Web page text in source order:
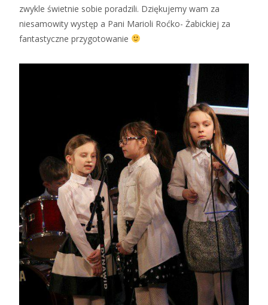
zwykle świetnie sobie poradzili. Dziękujemy wam za
niesamowity występ a Pani Marioli Roćko- Żabickiej za
fantastyczne przygotowanie